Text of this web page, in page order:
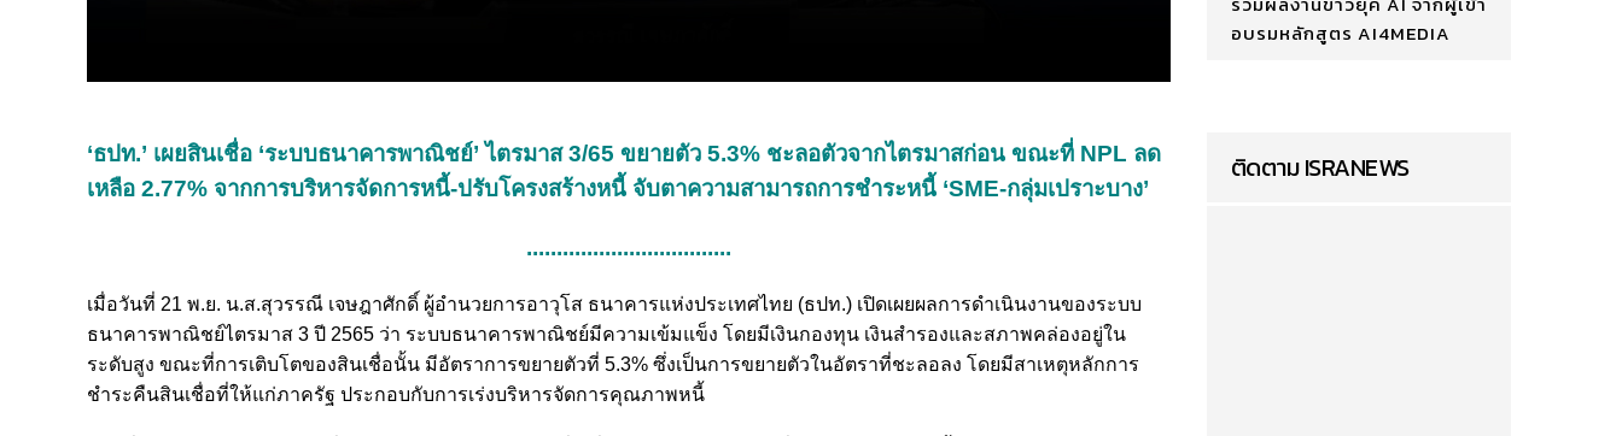
‘ธปท.’ เผยสินเชื่อ ‘ระบบธนาคารพาณิชย์’ ไตรมาส 3/65 ขยายตัว 5.3% ชะลอตัวจากไตรมาสก่อน ขณะที่ NPL ลด
เหลือ 2.77% จากการบริหารจัดการหนี้-ปรับโครงสร้างหนี้ จับตาความสามารถการชำระหนี้ ‘SME-กลุ่มเปราะบาง’
..................................
เมื่อวันที่ 21 พ.ย. น.ส.สุวรรณี เจษฎาศักดิ์ ผู้อำนวยการอาวุโส ธนาคารแห่งประเทศไทย (ธปท.) เปิดเผยผลการดำเนินงานของระบบ
ธนาคารพาณิชย์ไตรมาส 3 ปี 2565 ว่า ระบบธนาคารพาณิชย์มีความเข้มแข็ง โดยมีเงินกองทุน เงินสำรองและสภาพคล่องอยู่ใน
ระดับสูง ขณะที่การเติบโตของสินเชื่อนั้น มีอัตราการขยายตัวที่ 5.3% ซึ่งเป็นการขยายตัวในอัตราที่ชะลอลง โดยมีสาเหตุหลักการ
ชำระคืนสินเชื่อที่ให้แก่ภาครัฐ ประกอบกับการเร่งบริหารจัดการคุณภาพหนี้
อบรมหลักสูตร AI4MEDIA
ติดตาม ISRANEWS